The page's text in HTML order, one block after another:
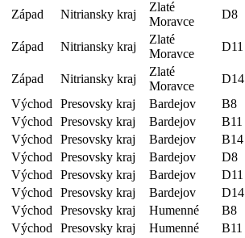
Západ Nitriansky kraj
Zlaté
Moravce
D8
Západ Nitriansky kraj
Zlaté
Moravce
D11
Západ Nitriansky kraj
Zlaté
Moravce
D14
Východ
Presovsky kraj Bardejov B8
Východ
Presovsky kraj Bardejov B11
Východ
Presovsky kraj Bardejov B14
Východ
Presovsky kraj Bardejov D8
Východ
Presovsky kraj Bardejov D11
Východ
Presovsky kraj Bardejov D14
Východ
Presovsky kraj Humenné B8
Východ
Presovsky kraj Humenné B11